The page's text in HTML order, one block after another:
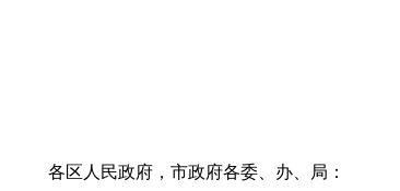
各区人民政府，市政府各委、办、局：